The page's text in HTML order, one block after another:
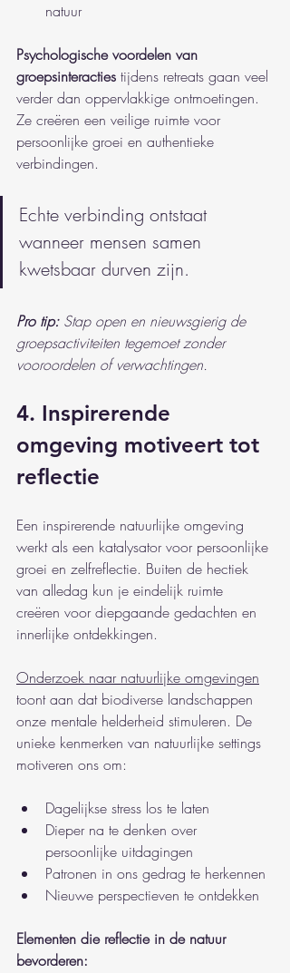
natuur
Psychologische voordelen van
groepsinteracties tijdens retreats gaan veel
verder dan oppervlakkige ontmoetingen.
Ze creëren een veilige ruimte voor
persoonlijke groei en authentieke
verbindingen.
Echte verbinding ontstaat
wanneer mensen samen
kwetsbaar durven zijn.
Pro tip: Stap open en nieuwsgierig de
groepsactiviteiten tegemoet zonder
vooroordelen of verwachtingen.
4. Inspirerende
omgeving motiveert tot
reflectie
Een inspirerende natuurlijke omgeving
werkt als een katalysator voor persoonlijke
groei en zelfreflectie. Buiten de hectiek
van alledag kun je eindelijk ruimte
creëren voor diepgaande gedachten en
innerlijke ontdekkingen.
Onderzoek naar natuurlijke omgevingen
toont aan dat biodiverse landschappen
onze mentale helderheid stimuleren. De
unieke kenmerken van natuurlijke settings
motiveren ons om:
Dagelijkse stress los te laten
Dieper na te denken over
persoonlijke uitdagingen
Patronen in ons gedrag te herkennen
Nieuwe perspectieven te ontdekken
Elementen die reflectie in de natuur
bevorderen: